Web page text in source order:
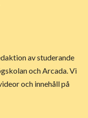
av studerande
och Arcada. Vi
och innehåll på